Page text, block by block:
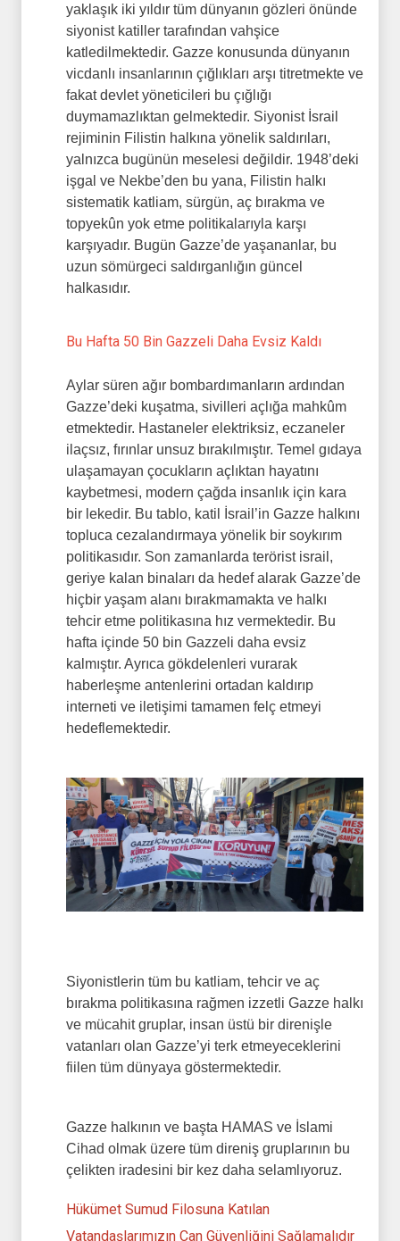
yaklaşık iki yıldır tüm dünyanın gözleri önünde
siyonist katiller tarafından vahşice
katledilmektedir. Gazze konusunda dünyanın
vicdanlı insanlarının çığlıkları arşı titretmekte ve
fakat devlet yöneticileri bu çığlığı
duymamazlıktan gelmektedir. Siyonist İsrail
rejiminin Filistin halkına yönelik saldırıları,
yalnızca bugünün meselesi değildir. 1948’deki
işgal ve Nekbe’den bu yana, Filistin halkı
sistematik katliam, sürgün, aç bırakma ve
topyekûn yok etme politikalarıyla karşı
karşıyadır. Bugün Gazze’de yaşananlar, bu
uzun sömürgeci saldırganlığın güncel
halkasıdır.
Bu Hafta 50 Bin Gazzeli Daha Evsiz Kaldı
Aylar süren ağır bombardımanların ardından
Gazze’deki kuşatma, sivilleri açlığa mahkûm
etmektedir. Hastaneler elektriksiz, eczaneler
ilaçsız, fırınlar unsuz bırakılmıştır. Temel gıdaya
ulaşamayan çocukların açlıktan hayatını
kaybetmesi, modern çağda insanlık için kara
bir lekedir. Bu tablo, katil İsrail’in Gazze halkını
topluca cezalandırmaya yönelik bir soykırım
politikasıdır. Son zamanlarda terörist israil,
geriye kalan binaları da hedef alarak Gazze’de
hiçbir yaşam alanı bırakmamakta ve halkı
tehcir etme politikasına hız vermektedir. Bu
hafta içinde 50 bin Gazzeli daha evsiz
kalmıştır. Ayrıca gökdelenleri vurarak
haberleşme antenlerini ortadan kaldırıp
interneti ve iletişimi tamamen felç etmeyi
hedeflemektedir.
Siyonistlerin tüm bu katliam, tehcir ve aç
bırakma politikasına rağmen izzetli Gazze halkı
ve mücahit gruplar, insan üstü bir direnişle
vatanları olan Gazze’yi terk etmeyeceklerini
fiilen tüm dünyaya göstermektedir.
Gazze halkının ve başta HAMAS ve İslami
Cihad olmak üzere tüm direniş gruplarının bu
çelikten iradesini bir kez daha selamlıyoruz.
Hükümet Sumud Filosuna Katılan
Vatandaşlarımızın Can Güvenliğini Sağlamalıdır